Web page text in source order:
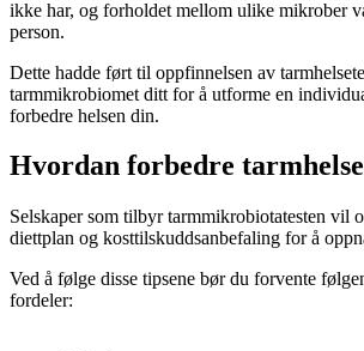
ikke har, og forholdet mellom ulike mikrober
person.
Dette hadde ført til oppfinnelsen av
tarmmikrobiomet ditt for å utforme en
forbedre helsen din.
Hvordan forbedre
Selskaper som tilbyr tarmmikrobiotatesten vil
diettplan og kosttilskuddsanbefaling for å
Ved å følge disse tipsene bør du forvente
fordeler: